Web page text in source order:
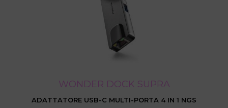
WONDER DOCK SUPRA
ADATTATORE USB-C MULTI-PORTA 4 IN 1 NGS